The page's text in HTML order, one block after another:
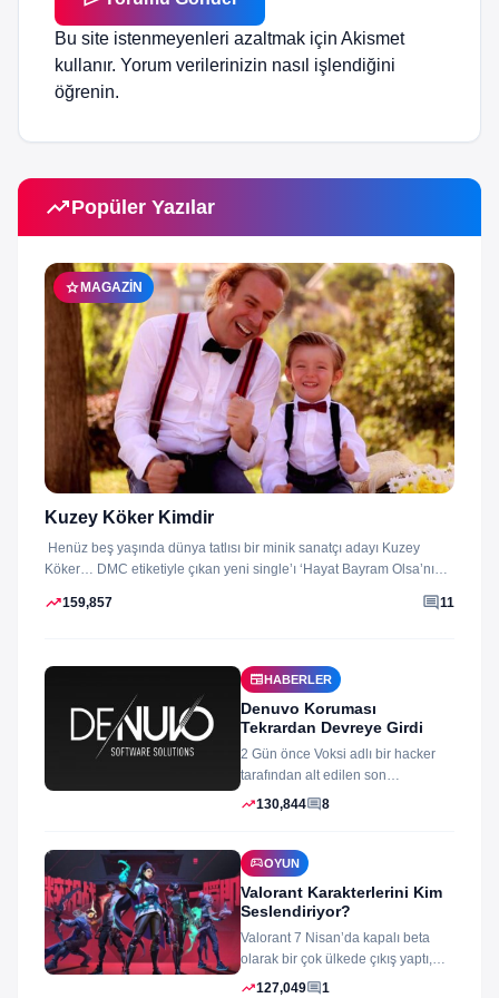
Bu site istenmeyenleri azaltmak için Akismet
kullanır. Yorum verilerinizin nasıl işlendiğini
öğrenin.
trending_upPopüler Yazılar
star MAGAZIN
Kuzey Köker Kimdir
Henüz beş yaşında dünya tatlısı bir minik sanatçı adayı Kuzey
Köker… DMC etiketiyle çıkan yeni single’ı ‘Hayat Bayram Olsa’nın
trending_up159,857 comment11
newspaperHABERLER
Denuvo Koruması
Tekrardan Devreye Girdi
2 Gün önce Voksi adlı bir hacker
tarafından alt edilen son
dönemlerin yıkılmaz korsan
trending_up130,844comment8
sports_esportsOYUN
Valorant Karakterlerini Kim
Seslendiriyor?
Valorant 7 Nisan’da kapalı beta
olarak bir çok ülkede çıkış yaptı,
oyun izleyenler ve oynayanlar...
trending_up127,049comment1